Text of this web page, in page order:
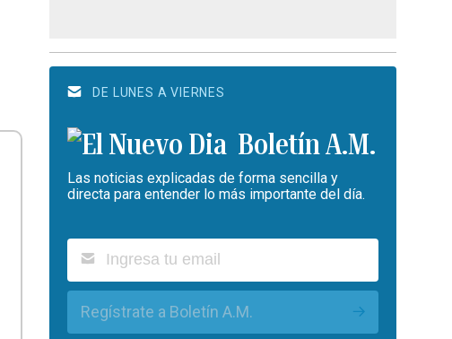
DE LUNES A VIERNES
Boletín A.M.
Las noticias explicadas de forma sencilla y
directa para entender lo más importante del día.
Regístrate a Boletín A.M.